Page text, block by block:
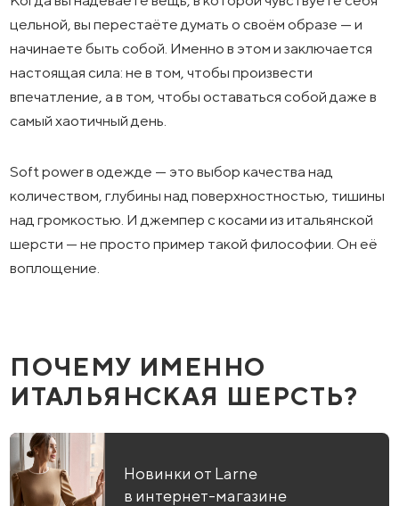
цельной, вы перестаёте думать о своём образе — и
начинаете быть собой. Именно в этом и заключается
настоящая сила: не в том, чтобы произвести
впечатление, а в том, чтобы оставаться собой даже в
самый хаотичный день.
Soft power в одежде — это выбор качества над
количеством, глубины над поверхностностью, тишины
над громкостью. И джемпер с косами из итальянской
шерсти — не просто пример такой философии. Он её
воплощение.
ПОЧЕМУ ИМЕННО
ИТАЛЬЯНСКАЯ ШЕРСТЬ?
Новинки от Larne
в интернет-магазине